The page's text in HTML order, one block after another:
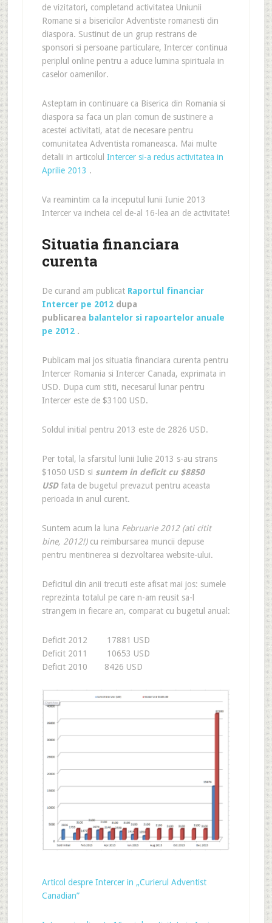
de vizitatori, completand activitatea Uniunii
Romane si a bisericilor Adventiste romanesti din
diaspora. Sustinut de un grup restrans de
sponsori si persoane particulare, Intercer continua
periplul online pentru a aduce lumina spirituala in
caselor oamenilor.
Asteptam in continuare ca Biserica din Romania si
diaspora sa faca un plan comun de sustinere a
acestei activitati, atat de necesare pentru
comunitatea Adventista romaneasca. Mai multe
detalii in articolul Intercer si-a redus activitatea in
Aprilie 2013 .
Va reamintim ca la inceputul lunii Iunie 2013
Intercer va incheia cel de-al 16-lea an de activitate!
Situatia financiara
curenta
De curand am publicat Raportul financiar
Intercer pe 2012dupa
publicarea balantelor si rapoartelor anuale
pe 2012.
Publicam mai jos situatia financiara curenta pentru
Intercer Romania si Intercer Canada, exprimata in
USD. Dupa cum stiti, necesarul lunar pentru
Intercer este de $3100 USD.
Soldul initial pentru 2013 este de 2826 USD.
Per total, la sfarsitul lunii Iulie 2013 s-au strans
$1050 USD si suntem in deficit cu $8850
USDfata de bugetul prevazut pentru aceasta
perioada in anul curent.
Suntem acum la luna Februarie 2012 (ati citit
bine, 2012!) cu reimbursarea muncii depuse
pentru mentinerea si dezvoltarea website-ului.
Deficitul din anii trecuti este afisat mai jos: sumele
reprezinta totalul pe care n-am reusit sa-l
strangem in fiecare an, comparat cu bugetul anual:
Deficit 2012 17881 USD
Deficit 2011 10653 USD
Deficit 2010 8426 USD
Articol despre Intercer in „Curierul Adventist
Canadian”